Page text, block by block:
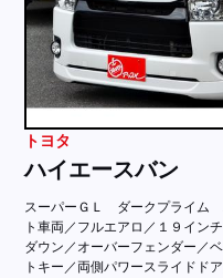
トヨタ
ハイエースバン
スーパーＧＬ ダークプライム
ト車両／フルエアロ／１９イン
ダウン／オーバーフェンダー／
トキー／両側パワースライドド